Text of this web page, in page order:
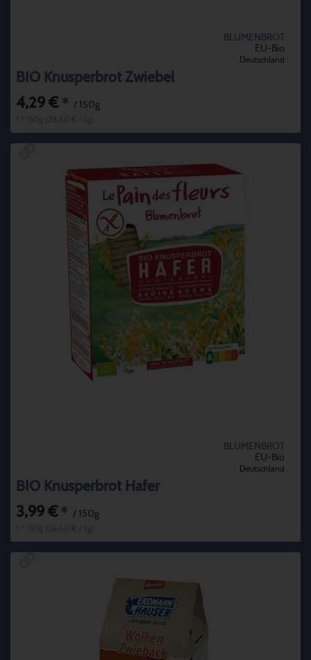
BLUMENBROT
EU-Bio
Deutschland
BIO Knusperbrot Zwiebel
4,29 € * / 150g
BLUMENBROT
EU-Bio
Deutschland
BIO Knusperbrot Hafer
3,99 € * / 150g